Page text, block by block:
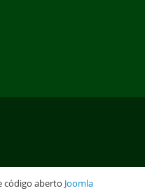
código aberto Joomla